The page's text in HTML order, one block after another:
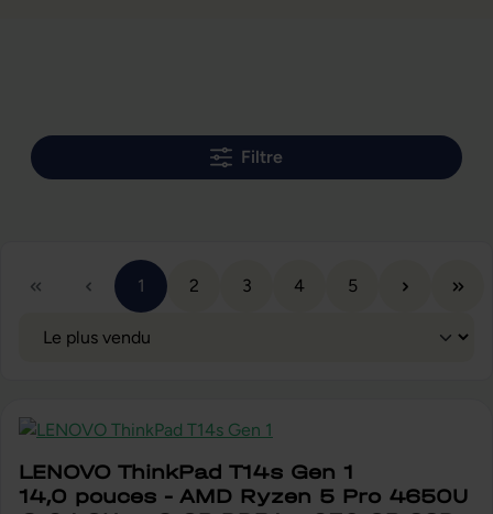
Filtre
Page
1 Page
2 Page
3 Page
4 Page
5
LENOVO ThinkPad T14s Gen 1
14,0 pouces - AMD Ryzen 5 Pro 4650U